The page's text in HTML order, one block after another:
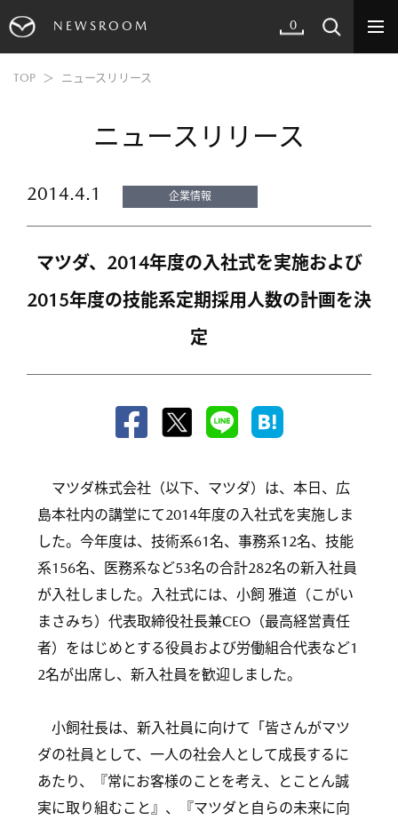
NEWSROOM 0
TOP ニュースリリース
ニュースリリース
2014.4.1 企業情報
マツダ、2014年度の入社式を実施および
2015年度の技能系定期採用人数の計画を決
定
マツダ株式会社（以下、マツダ）は、本日、広
島本社内の講堂にて2014年度の入社式を実施しま
した。今年度は、技術系61名、事務系12名、技能
系156名、医務系など53名の合計282名の新入社員
が入社しました。入社式には、小飼 雅道（こがい
まさみち）代表取締役社長兼CEO（最高経営責任
者）をはじめとする役員および労働組合代表など1
2名が出席し、新入社員を歓迎しました。
小飼社長は、新入社員に向けて「皆さんがマツ
ダの社員として、一人の社会人として成長するに
あたり、『常にお客様のことを考え、とことん誠
実に取り組むこと』、『マツダと自らの未来に向